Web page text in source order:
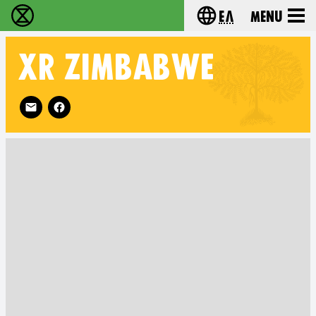
Extinction Rebellion - Home Choose your
Ελ Menu
XR ZIMBABWE
Follow XR Zimbabwe on